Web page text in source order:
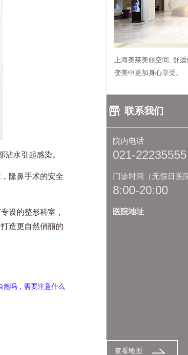
水引起感染。
隆鼻手术的安全
设的整形科室，
造更自然俏丽的
然吗，需要注意什么
上海美莱美丽空间, 舒
变美中更加身心享受。
联系我们
院内电话
021-22235555
门诊时间（无假日医
8:00-20:00
医院地址
查看地图